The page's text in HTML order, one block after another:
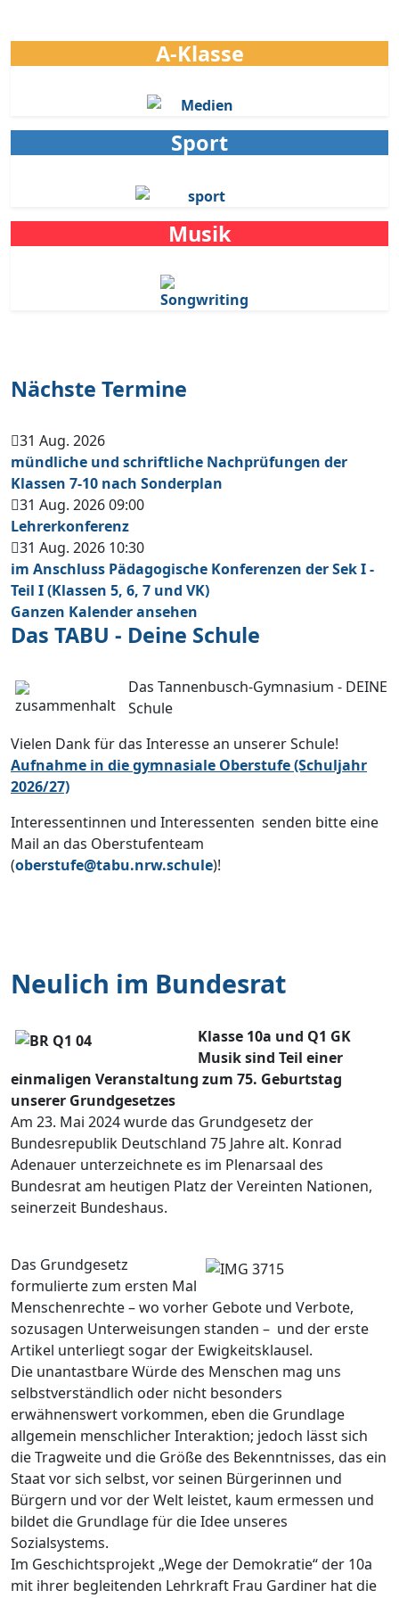
A-Klasse
Sport
Musik
Nächste Termine
31 Aug. 2026
mündliche und schriftliche Nachprüfungen der
Klassen 7-10 nach Sonderplan
31 Aug. 202609:00
Lehrerkonferenz
31 Aug. 2026 10:30
im Anschluss Pädagogische Konferenzen der Sek I -
Teil I (Klassen 5, 6, 7 und VK)
Ganzen Kalender ansehen
Das TABU - Deine Schule
Das Tannenbusch-Gymnasium - DEINE
Schule
Vielen Dank für das Interesse an unserer Schule!
Aufnahme in die gymnasiale Oberstufe (Schuljahr
2026/27)
Interessentinnen und Interessenten senden bitte eine
Mail an das Oberstufenteam
(oberstufe@tabu.nrw.schule)!
Neulich im Bundesrat
Klasse 10a und Q1 GK
Musik sind Teil einer
einmaligen Veranstaltung zum 75. Geburtstag
unserer Grundgesetzes
Am 23. Mai 2024 wurde das Grundgesetz der
Bundesrepublik Deutschland 75 Jahre alt. Konrad
Adenauer unterzeichnete es im Plenarsaal des
Bundesrat am heutigen Platz der Vereinten Nationen,
seinerzeit Bundeshaus.
Das Grundgesetz
formulierte zum ersten Mal
Menschenrechte – wo vorher Gebote und Verbote,
sozusagen Unterweisungen standen – und der erste
Artikel unterliegt sogar der Ewigkeitsklausel.
Die unantastbare Würde des Menschen mag uns
selbstverständlich oder nicht besonders
erwähnenswert vorkommen, eben die Grundlage
allgemein menschlicher Interaktion; jedoch lässt sich
die Tragweite und die Größe des Bekenntnisses, das ein
Staat vor sich selbst, vor seinen Bürgerinnen und
Bürgern und vor der Welt leistet, kaum ermessen und
bildet die Grundlage für die Idee unseres
Sozialsystems.
Im Geschichtsprojekt „Wege der Demokratie“ der 10a
mit ihrer begleitenden Lehrkraft Frau Gardiner hat die